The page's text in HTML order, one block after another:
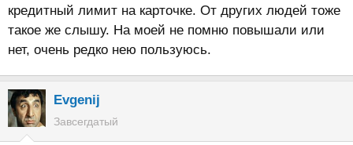
кредитный лимит на карточке. От других людей тоже
такое же слышу. На моей не помню повышали или
нет, очень редко нею пользуюсь.
Evgenij
Завсегдатый